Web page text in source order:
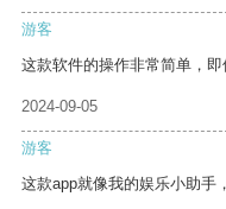
游客
这款软件的操作非常简单，即
2024-09-05
游客
这款app就像我的娱乐小助手